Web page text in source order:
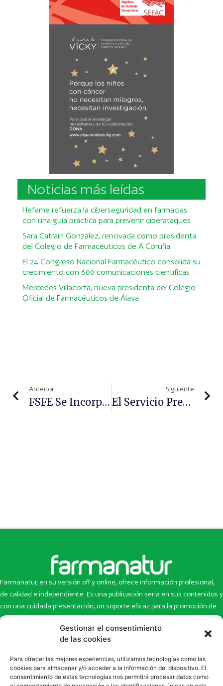
Gestionar el consentimiento
de las cookies
Para ofrecer las mejores experiencias, utilizamos tecnologías como las
cookies para almacenar y/o acceder a la información del dispositivo. El
consentimiento de estas tecnologías nos permitirá procesar datos como
Noticias más leídas
Hefame refuerza la ciberseguridad en farmacias
con una guía práctica para prevenir ciberataques
Sara Catrain González, renovada como presidenta
del Colegio de Farmacéuticos de A Coruña
El 24 Congreso Nacional Farmacéutico consolida su
crecimiento con 600 comunicaciones científicas
Mercedes Villacorta, nueva presidenta del Colegio
Oficial de Farmacéuticos de Álava
Anterior
FSFE Se Incorpora Como Entidad Socia De ICONG
Siguiente
El Servicio Prestado Por SIGRE Al Sector Farmacéutico Y A La Sociedad, Reconocido Por AENOR
Farmanatur, en su versión off y online, ofrece información profesional,
de calidad e independiente. Es una publicación seria en sus contenidos y
con una cuidada presentación, un soporte eficaz para la promoción de
productos y novedades.
Inicio
Newsletter
Eco Multimedia
Artículos
Escaparate